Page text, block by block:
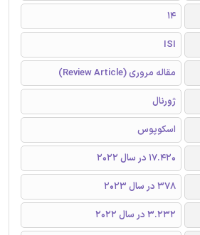
14
ISI
مقاله مروری (Review Article)
ژورنال
اسکوپوس
17.420 در سال 2022
378 در سال 2023
3.232 در سال 2022